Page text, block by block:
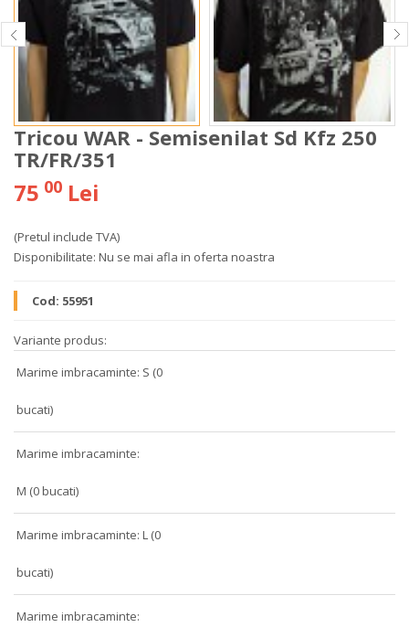
Tricou WAR - Semisenilat Sd Kfz 250
TR/FR/351
75 00 Lei
(Pretul include TVA)
Disponibilitate: Nu se mai afla in oferta noastra
Cod: 55951
Variante produs:
Marime imbracaminte: S (0
bucati)
Marime imbracaminte:
M (0 bucati)
Marime imbracaminte: L (0
bucati)
Marime imbracaminte: